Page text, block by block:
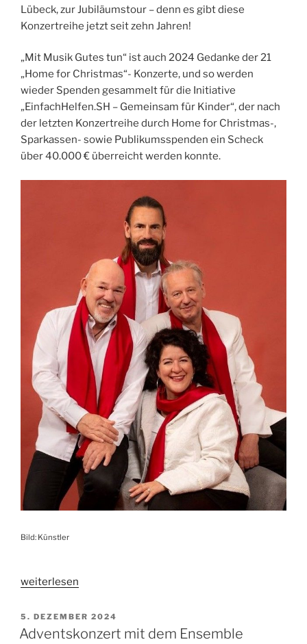
Lübeck, zur Jubiläumstour – denn es gibt diese
Konzertreihe jetzt seit zehn Jahren!
​„Mit Musik Gutes tun“ ist auch 2024 Gedanke der 21
„Home for Christmas“- Konzerte, und so werden
wieder Spenden gesammelt für die Initiative
„EinfachHelfen.SH – Gemeinsam für Kinder“, der nach
der letzten Konzertreihe durch Home for Christmas-,
Sparkassen- sowie Publikumsspenden ein Scheck
über 40.000 € überreicht werden konnte.
Bild: Künstler
„Home
Christmas“
weiterlesen
VERÖFFENTLICHT
AM
5. DEZEMBER 2024
Adventskonzert mit dem Ensemble